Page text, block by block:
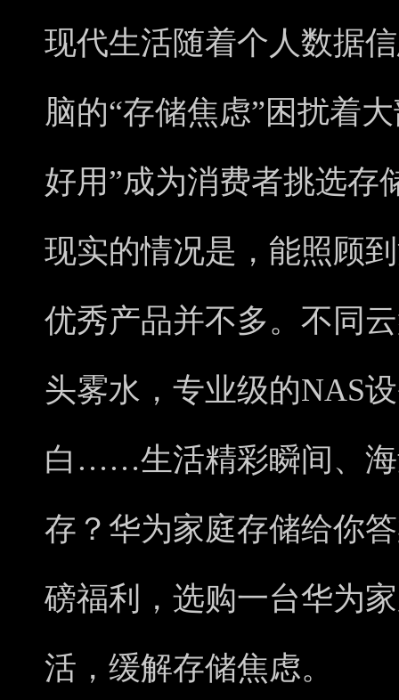
现代生活随着个人数据
脑的“存储焦虑”困扰着
好用”成为消费者挑选存
现实的情况是，能照顾
优秀产品并不多。不同
头雾水，专业级的NAS
白……生活精彩瞬间、海
存？华为家庭存储给你
磅福利，选购一台华为
活，缓解存储焦虑。